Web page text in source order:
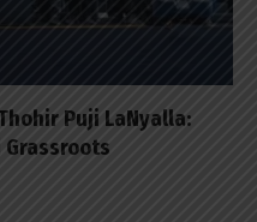
Puji LaNyalla: